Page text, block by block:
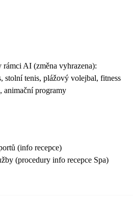
AI (změna vyhrazena):
stolní tenis, plážový volejbal, fitness
animační programy
(info recepce)
(procedury info recepce Spa)